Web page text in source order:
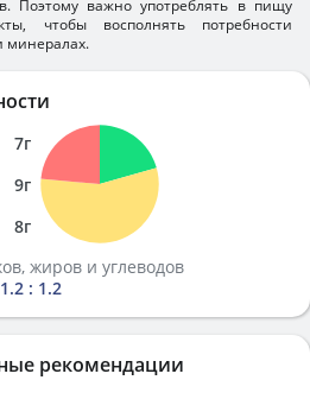
Поэтому важно употреблять в пищу
чтобы восполнять потребности
минералах.
7г
9г
8г
жиров и углеводов
: 1.2
рекомендации